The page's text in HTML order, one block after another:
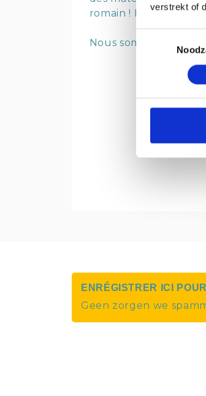
verstrekt of
romain ! Le
Musée
Nous sommes ravis
ENRÉGISTRER ICI
Geen zorgen we